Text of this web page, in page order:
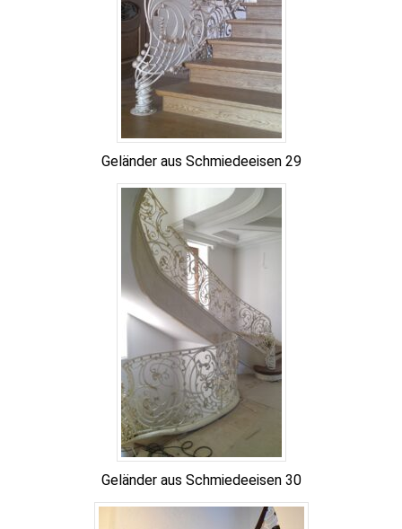
Geländer aus Schmiedeeisen 29
Geländer aus Schmiedeeisen 30